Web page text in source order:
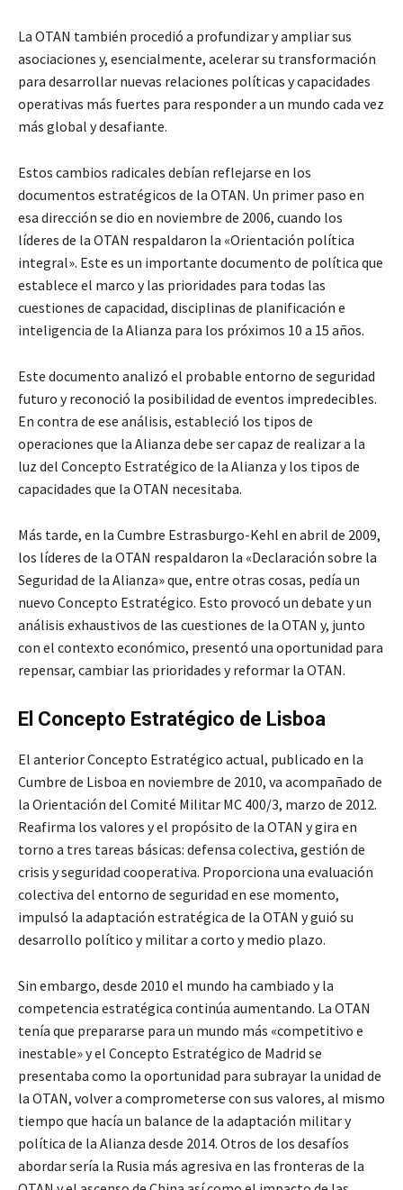
La OTAN también procedió a profundizar y ampliar sus
asociaciones y, esencialmente, acelerar su transformación
para desarrollar nuevas relaciones políticas y capacidades
operativas más fuertes para responder a un mundo cada vez
más global y desafiante.
Estos cambios radicales debían reflejarse en los
documentos estratégicos de la OTAN. Un primer paso en
esa dirección se dio en noviembre de 2006, cuando los
líderes de la OTAN respaldaron la «Orientación política
integral». Este es un importante documento de política que
establece el marco y las prioridades para todas las
cuestiones de capacidad, disciplinas de planificación e
inteligencia de la Alianza para los próximos 10 a 15 años.
Este documento analizó el probable entorno de seguridad
futuro y reconoció la posibilidad de eventos impredecibles.
En contra de ese análisis, estableció los tipos de
operaciones que la Alianza debe ser capaz de realizar a la
luz del Concepto Estratégico de la Alianza y los tipos de
capacidades que la OTAN necesitaba.
Más tarde, en la Cumbre Estrasburgo-Kehl en abril de 2009,
los líderes de la OTAN respaldaron la «Declaración sobre la
Seguridad de la Alianza» que, entre otras cosas, pedía un
nuevo Concepto Estratégico. Esto provocó un debate y un
análisis exhaustivos de las cuestiones de la OTAN y, junto
con el contexto económico, presentó una oportunidad para
repensar, cambiar las prioridades y reformar la OTAN.
El Concepto Estratégico de Lisboa
El anterior Concepto Estratégico actual, publicado en la
Cumbre de Lisboa en noviembre de 2010, va acompañado de
la Orientación del Comité Militar MC 400/3, marzo de 2012.
Reafirma los valores y el propósito de la OTAN y gira en
torno a tres tareas básicas: defensa colectiva, gestión de
crisis y seguridad cooperativa. Proporciona una evaluación
colectiva del entorno de seguridad en ese momento,
impulsó la adaptación estratégica de la OTAN y guió su
desarrollo político y militar a corto y medio plazo.
Sin embargo, desde 2010 el mundo ha cambiado y la
competencia estratégica continúa aumentando. La OTAN
tenía que prepararse para un mundo más «competitivo e
inestable» y el Concepto Estratégico de Madrid se
presentaba como la oportunidad para subrayar la unidad de
la OTAN, volver a comprometerse con sus valores, al mismo
tiempo que hacía un balance de la adaptación militar y
política de la Alianza desde 2014. Otros de los desafíos
abordar sería la Rusia más agresiva en las fronteras de la